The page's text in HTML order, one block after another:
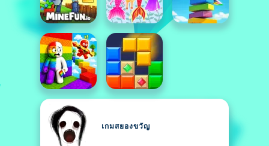
เกมสยองขวัญ